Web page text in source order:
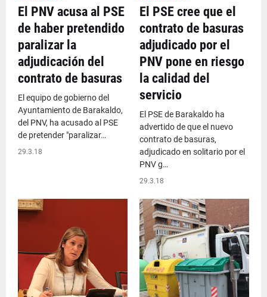
El PNV acusa al PSE
de haber pretendido
paralizar la
adjudicación del
contrato de basuras
El equipo de gobierno del
Ayuntamiento de Barakaldo,
del PNV, ha acusado al PSE
de pretender "paralizar…
29.3.18
El PSE cree que el
contrato de basuras
adjudicado por el
PNV pone en riesgo
la calidad del
servicio
El PSE de Barakaldo ha
advertido de que el nuevo
contrato de basuras,
adjudicado en solitario por el
PNV g…
29.3.18